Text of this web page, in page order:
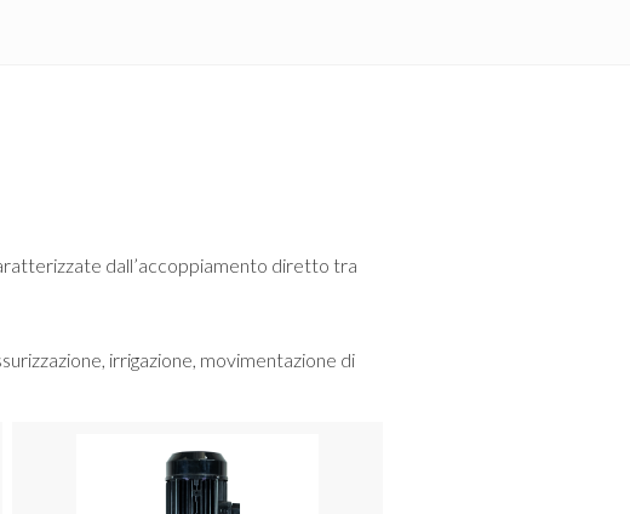
dall’accoppiamento diretto tra
irrigazione, movimentazione di